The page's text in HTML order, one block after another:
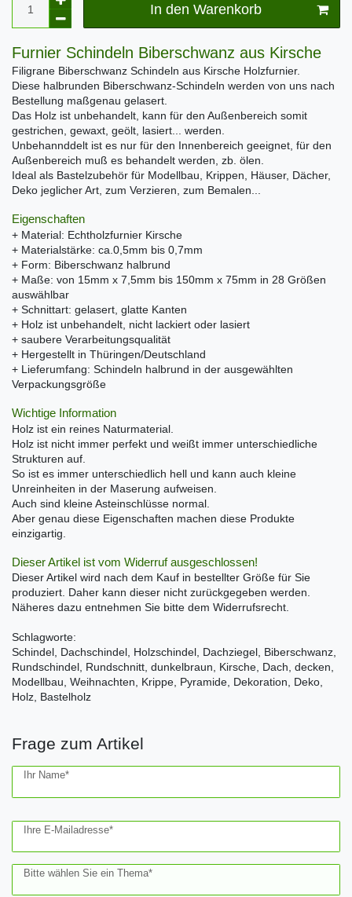
In den Warenkorb
Furnier Schindeln Biberschwanz aus Kirsche
Filigrane Biberschwanz Schindeln aus Kirsche Holzfurnier.
Diese halbrunden Biberschwanz-Schindeln werden von uns nach
Bestellung maßgenau gelasert.
Das Holz ist unbehandelt, kann für den Außenbereich somit
gestrichen, gewaxt, geölt, lasiert... werden.
Unbehannddelt ist es nur für den Innenbereich geeignet, für den
Außenbereich muß es behandelt werden, zb. ölen.
Ideal als Bastelzubehör für Modellbau, Krippen, Häuser, Dächer,
Deko jeglicher Art, zum Verzieren, zum Bemalen...
Eigenschaften
+ Material: Echtholzfurnier Kirsche
+ Materialstärke: ca.0,5mm bis 0,7mm
+ Form: Biberschwanz halbrund
+ Maße: von 15mm x 7,5mm bis 150mm x 75mm in 28 Größen
auswählbar
+ Schnittart: gelasert, glatte Kanten
+ Holz ist unbehandelt, nicht lackiert oder lasiert
+ saubere Verarbeitungsqualität
+ Hergestellt in Thüringen/Deutschland
+ Lieferumfang: Schindeln halbrund in der ausgewählten
Verpackungsgröße
Wichtige Information
Holz ist ein reines Naturmaterial.
Holz ist nicht immer perfekt und weißt immer unterschiedliche
Strukturen auf.
So ist es immer unterschiedlich hell und kann auch kleine
Unreinheiten in der Maserung aufweisen.
Auch sind kleine Asteinschlüsse normal.
Aber genau diese Eigenschaften machen diese Produkte
einzigartig.
Dieser Artikel ist vom Widerruf ausgeschlossen!
Dieser Artikel wird nach dem Kauf in bestellter Größe für Sie
produziert. Daher kann dieser nicht zurückgegeben werden.
Näheres dazu entnehmen Sie bitte dem Widerrufsrecht.
Schlagworte:
Schindel, Dachschindel, Holzschindel, Dachziegel, Biberschwanz,
Rundschindel, Rundschnitt, dunkelbraun, Kirsche, Dach, decken,
Modellbau, Weihnachten, Krippe, Pyramide, Dekoration, Deko,
Holz, Bastelholz
Frage zum Artikel
Ihr Name*
Ihre E-Mailadresse*
Bitte wählen Sie ein Thema*
Ceres::Template.mailFormHoneypotLabel